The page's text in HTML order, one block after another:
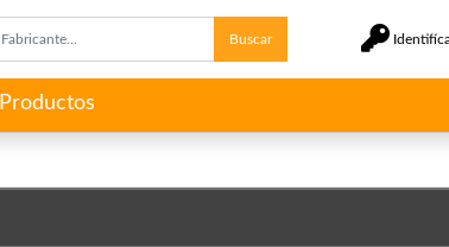
Buscar
Productos